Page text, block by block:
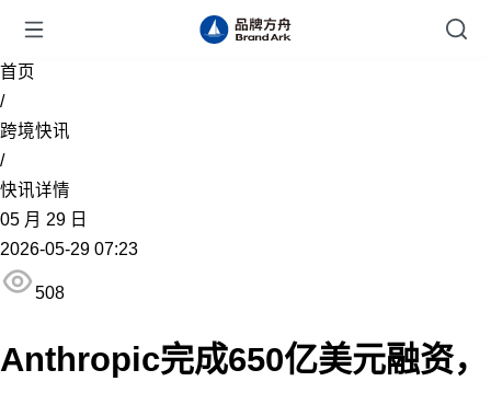
首页
/
跨境快讯
/
快讯详情
05 月 29 日
2026-05-29 07:23
508
Anthropic完成650亿美元融资，